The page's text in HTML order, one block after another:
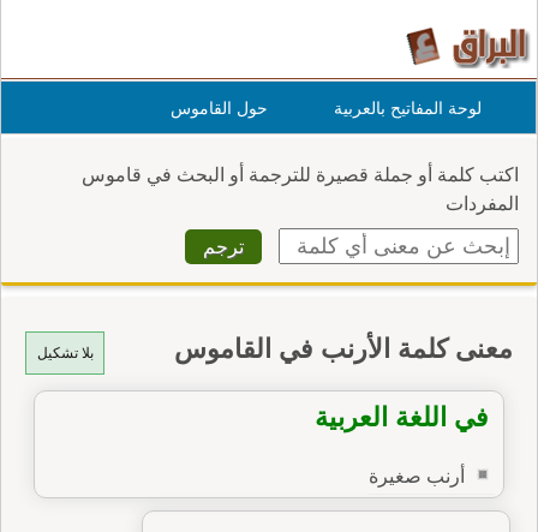
لوحة المفاتيح بالعربية حول القاموس
اكتب كلمة أو جملة قصيرة للترجمة أو البحث في قاموس
المفردات
بلا تشكيل معنى كلمة الأرنب في القاموس
في اللغة العربية
أرنب صغيرة